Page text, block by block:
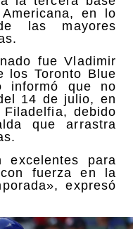
en lo
las mayores
fue Vladimir
los Toronto Blue
informó que no
14 de julio, en
debido
que arrastra
excelentes para
fuerza en la
expresó